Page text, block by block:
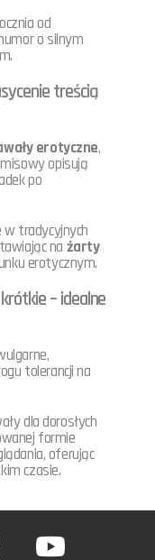
od
o silnym
treścią
erotyczne,
opisują
po
tradycyjnych
na żarty
erotycznym.
– idealne
tolerancji na
dla dorosłych
formie
oferując
czasie.